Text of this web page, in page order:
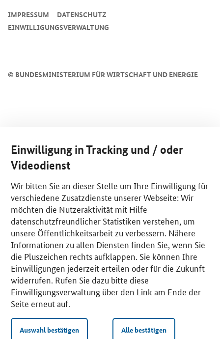
© BUNDESMINISTERIUM FÜR WIRTSCHAFT UND ENERGIE
IMPRESSUM
DATENSCHUTZ
EINWILLIGUNGSVERWALTUNG
Einwilligung in Tracking und / oder
Videodienst
Wir bitten Sie an dieser Stelle um Ihre Einwilligung für
verschiedene Zusatzdienste unserer Webseite: Wir
möchten die Nutzeraktivität mit Hilfe
datenschutzfreundlicher Statistiken verstehen, um
unsere Öffentlichkeitsarbeit zu verbessern. Nähere
Informationen zu allen Diensten finden Sie, wenn Sie
die Pluszeichen rechts aufklappen. Sie können Ihre
Einwilligungen jederzeit erteilen oder für die Zukunft
widerrufen. Rufen Sie dazu bitte diese
Einwilligungsverwaltung über den Link am Ende der
Seite erneut auf.
Auswahl bestätigen Alle bestätigen